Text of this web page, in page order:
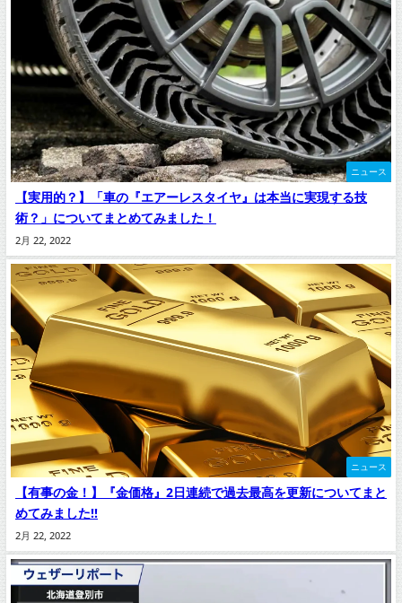
ニュース
【実用的？】「車の『エアーレスタイヤ』は本当に実現する技
術？」についてまとめてみました！
2月 22, 2022
ニュース
【有事の金！】『金価格』2日連続で過去最高を更新についてまと
めてみました‼
2月 22, 2022